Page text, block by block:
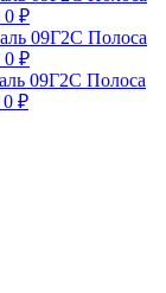
0 ₽
Полоса
0 ₽
Полоса
0 ₽